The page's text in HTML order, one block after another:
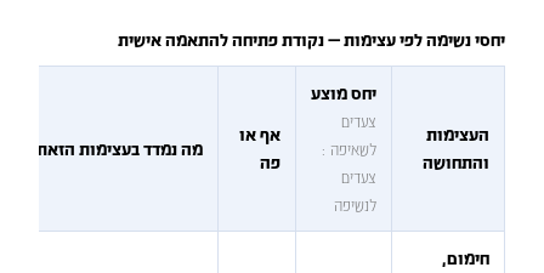
יחסי נשימה לפי עצימות — נקודת פתיחה להתאמה אישית
העצימות
והתחושה
יחס מוצע
צעדים
לשאיפה :
צעדים
לנשיפה
אף או
פה
מה נמדד בעצימות הזאת
חימום,